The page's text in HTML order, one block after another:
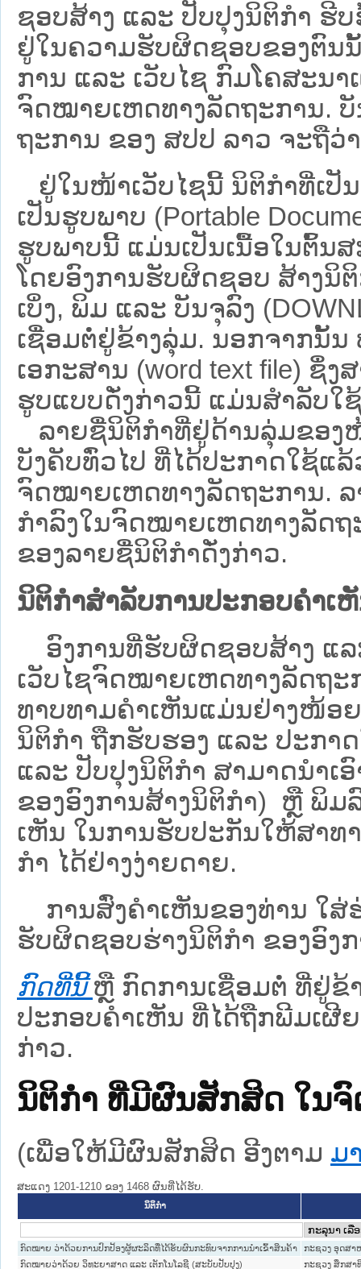
ຊອບ​ສ້າງ ແລະ ປັບ​ປຸງນິ​ຕິ​ກຳ ຮີ
ຢູ່ໃນຄວາມຮັບຜິດຊອບຂອງຕົນ
ການ ແລະ ເວັບໄຊ​ ກົມໂຄສະນ
ຈົດໝາຍເຫດທາງລັດຖະການ.
ຖະ​ການ ຂອງ ສປ​ປ ລາວ ​ຈະຖື​
ຢູ່ໃນໜ້າ​ເວັບ​ໄຊ​ນີ້ ນິຕິກຳທີ່ເປັ
ເປັນຮູບພາບ (Portable
ຮູບພາບນີ້ ແມ່ນເປັນເນື້ອໃນຕົ້ນ
ໂດຍອົງການຮັບຜິດຊອບ ສ້າງນິ
ເບິ່ງ, ພິມ ແລະ ບັນຈຸລົງ
ເຊື່ອມຕໍ່ຢູ່ຂ້າງລຸ່ມ. ນອກຈາກນັ້ນ
ເອກະສານ (word text file) ຊຶ່
ຮູບແບບດັ່ງກ່າວນີ້ ແມ່ນສຳລັບໃ
ລາຍຊື່ນິຕິກຳທີ່ຢູ່ດ້ານລຸ່ມຂອງ
ບັງຄັບທົ່ວໄປ ທີ່ໄດ້ປະກາດໃຊ້ແ
ຈົດໝາຍເຫດທາງລັດຖະການ.
ກຳລົງໃນຈົດໝາຍເຫດທາງລັດ
ຂອງລາຍຊື່ນິຕິກໍາດັ່ງກ່າວ.
ນິຕິກຳສຳລັບການປະກອບຄຳເ
ອົງການທີ່ຮັບຜິດຊອບສ້າງ ແລ
ເວັບ​ໄຊຈົດໝາຍເຫດທາງລັດຖະ
ທາບທາມຄໍາເຫັນແມ່ນຢ່າງໜ້ອ
ນິຕິກໍາ ຖືກຮັບຮອງ ແລະ ປະກາ
ແລະ ປັບປຸງນິຕິກໍາ ສາມາດນຳເ
ຂອງອົງການສ້າງນິຕິກຳ) ຫຼື ພິມ
ເຫັນ ໃນການຮັບປະກັນໃຫ້ສາທ
ກຳ ໄດ້ຢ່າງງ່າຍດາຍ.
ການສົ່ງຄໍາເຫັນຂອງທ່ານ ໃສ່
ຮັບຜິດຊອບຮ່າງນິຕິກຳ ຂອງອົງ
ກົດທີ່ນີ້ ຫຼື ກົດການເຊື່ອມຕໍ່ ທີ່ຢູ່ຂ້
ປະກອບຄຳເຫັນ ທີ່ໄດ້ຖືກພີມເຜີ
ກ່າວ.
ນິຕິກໍາ ທີ່ມີຜົນສັກສິດ ໃນ
(ເພື່ອໃຫ້ມີຜົນສັກສິດ ອີງຕາມ ມ
ສະແດງ 1201-1210 ຂອງ 1468 ຜົນທີ່ໄດ້ຮັບ.
ນິຕິກໍາ
ກົດໝາຍ ວ່າດ້ວຍການປົກປ້ອງຜູ້ຜະລິດທີ່ໄດ້ຮັບຜົນກະທົບຈາກການນຳເຂົ້າສິນຄ້າ
ກະຊວງ ອຸດສາ
ກົດໝາຍວ່າດ້ວຍ ວິທະຍາສາດ ແລະ ເຕັກໂນໂລຊີ (ສະບັບປັບປຸງ)
ກະຊວງ ສຶກສາ